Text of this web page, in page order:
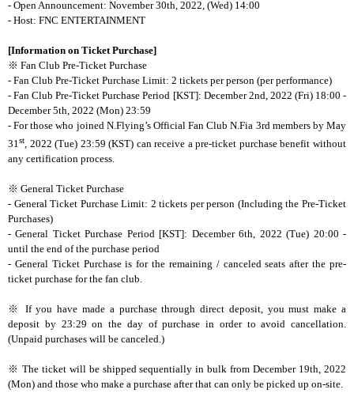
- Open Announcement: November 30th, 2022, (Wed) 14:00
- Host: FNC ENTERTAINMENT
[Information on Ticket Purchase]
※ Fan Club Pre-Ticket Purchase
- Fan Club Pre-Ticket Purchase Limit: 2 tickets per person (per performance)
- Fan Club Pre-Ticket Purchase Period [KST]: December 2nd, 2022 (Fri) 18:00 -
December 5th, 2022 (Mon) 23:59
- For those who joined N.Flying’s Official Fan Club N.Fia 3rd members by May
31 st , 2022 (Tue) 23:59 (KST) can receive a pre-ticket purchase benefit without
any certification process.
※ General Ticket Purchase
- General Ticket Purchase Limit: 2 tickets per person (Including the Pre-Ticket
Purchases)
- General Ticket Purchase Period [KST]: December 6th, 2022 (Tue) 20:00 -
until the end of the purchase period
- General Ticket Purchase is for the remaining / canceled seats after the pre-
ticket purchase for the fan club.
※
If you have made a purchase through direct deposit, you must make a
deposit by 23:29 on the day of purchase in order to avoid cancellation.
(Unpaid purchases will be canceled.)
※ The ticket will be shipped sequentially in bulk from December 19th, 2022
(Mon) and those who make a purchase after that can only be picked up on-site.